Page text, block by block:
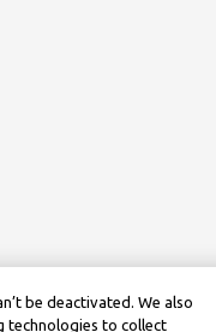
be deactivated. We also
technologies to collect